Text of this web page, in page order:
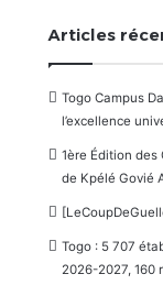
Articles
Togo Campus
l’excellence
1ère Édition des
de Kpélé Govié
Togo : 5 707
2026-2027, 160